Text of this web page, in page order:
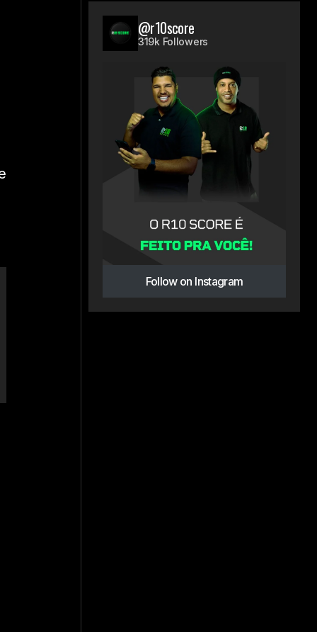
@r10score
319k Followers
Follow on Instagram